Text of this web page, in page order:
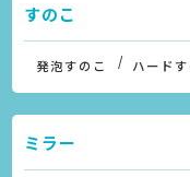
すのこ
発泡すのこ ハード
ミラー